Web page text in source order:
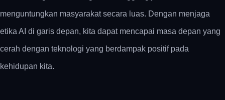
menguntungkan masyarakat secara luas. Dengan menjaga
etika AI di garis depan, kita dapat mencapai masa depan yang
cerah dengan teknologi yang berdampak positif pada
kehidupan kita.